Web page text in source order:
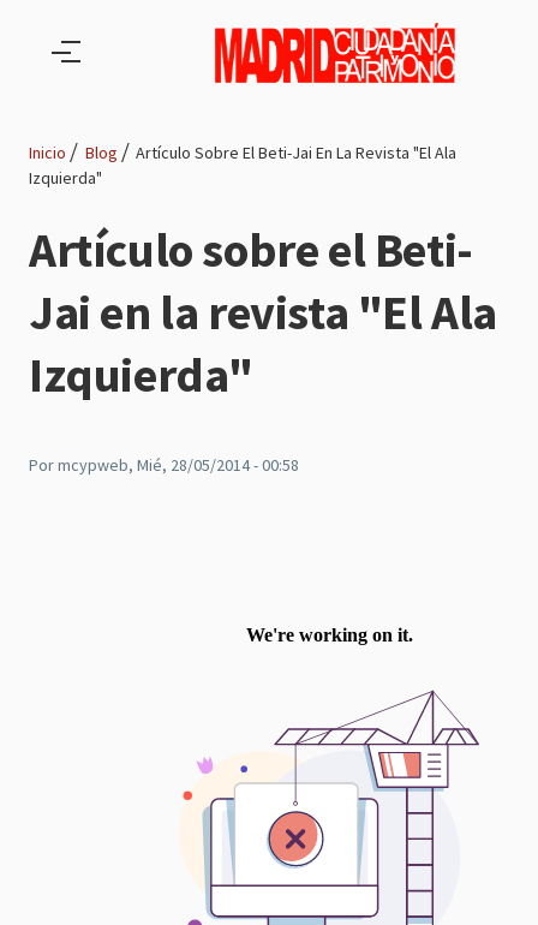
de
navegación
Inicio Blog
Artículo Sobre El Beti-Jai En La Revista "El Ala
Izquierda"
Artículo sobre el Beti-
Jai en la revista "El Ala
Izquierda"
Pormcypweb, Mié, 28/05/2014 - 00:58